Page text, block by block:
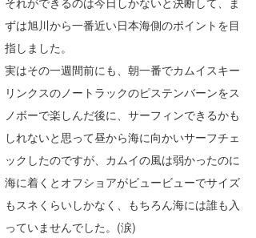
ずは旭川から一番近い日本海側のポイントを目
指しました。
実はその一週間前にも、朝一番でカムイスキー
リンクスのノートラックのピステンバーンをス
ノボーで楽しんだ後に、サーフィンできるかも
しれないと思って昼から海に向かいサーフチェ
ックしたのですが、カムイの風は弱かったのに
海に着くとオフショアがビュービューでサイズ
もスネくらいしかなく、もちろん海には誰も入
っていませんでした。(涙)